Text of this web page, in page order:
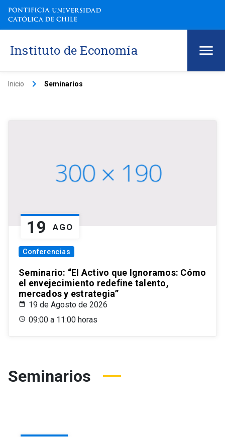
Instituto de Economía
Inicio keyboard_arrow_right Seminarios
19 AGO
Conferencias
Seminario: “El Activo que Ignoramos: Cómo
el envejecimiento redefine talento,
mercados y estrategia”
19 de Agosto de 2026
09:00 a 11:00 horas
Seminarios